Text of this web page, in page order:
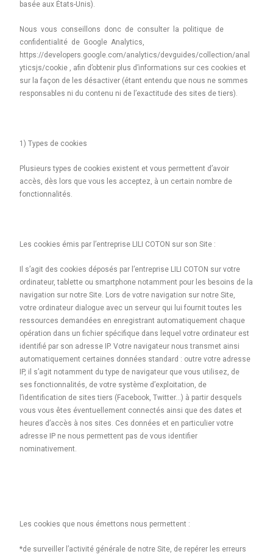
basée aux États-Unis).
Nous vous conseillons donc de consulter la politique de
confidentialité de Google Analytics,
https://developers.google.com/analytics/devguides/collection/anal
yticsjs/cookie , afin d’obtenir plus d’informations sur ces cookies et
sur la façon de les désactiver (étant entendu que nous ne sommes
responsables ni du contenu ni de l’exactitude des sites de tiers).
1) Types de cookies
Plusieurs types de cookies existent et vous permettent d’avoir
accès, dès lors que vous les acceptez, à un certain nombre de
fonctionnalités.
Les cookies émis par l’entreprise LILI COTON sur son Site :
Il s’agit des cookies déposés par l’entreprise LILI COTON sur votre
ordinateur, tablette ou smartphone notamment pour les besoins de la
navigation sur notre Site. Lors de votre navigation sur notre Site,
votre ordinateur dialogue avec un serveur qui lui fournit toutes les
ressources demandées en enregistrant automatiquement chaque
opération dans un fichier spécifique dans lequel votre ordinateur est
identifié par son adresse IP. Votre navigateur nous transmet ainsi
automatiquement certaines données standard : outre votre adresse
IP, il s’agit notamment du type de navigateur que vous utilisez, de
ses fonctionnalités, de votre système d’exploitation, de
l’identification de sites tiers (Facebook, Twitter…) à partir desquels
vous vous êtes éventuellement connectés ainsi que des dates et
heures d’accès à nos sites. Ces données et en particulier votre
adresse IP ne nous permettent pas de vous identifier
nominativement.
Les cookies que nous émettons nous permettent :
*de surveiller l’activité générale de notre Site, de repérer les erreurs